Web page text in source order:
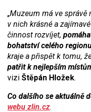
„Muzeum má ve správě
v nich krásné a
činnost rozvíjet,
bohatství celého
kraje a přispět k tomu,
patřit k nejlepším
vizi Štěpán Hložek.
Co dalšího se aktuálně
webu zlin.cz.